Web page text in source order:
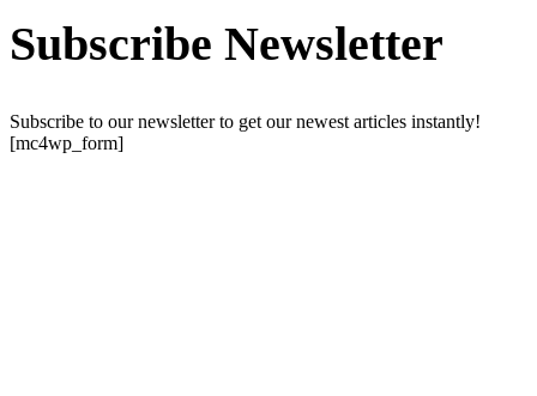
Subscribe Newsletter
Subscribe to our newsletter to get our newest articles instantly!
[mc4wp_form]